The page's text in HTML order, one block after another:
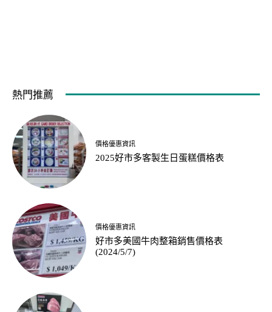
熱門推薦
價格優惠資訊
2025好市多客製生日蛋糕價格表
價格優惠資訊
好市多美國牛肉整箱銷售價格表
(2024/5/7)